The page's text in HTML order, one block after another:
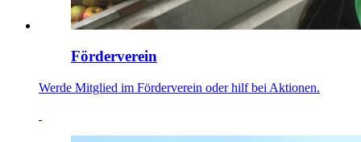
Förderverein
Werde Mitglied im Förderverein oder hilf bei Aktionen.